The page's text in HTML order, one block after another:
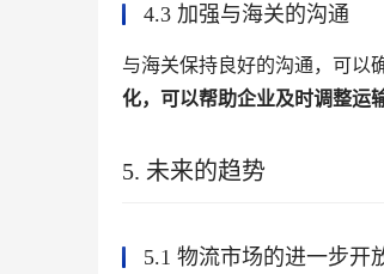
4.3 加强与海关的沟通
与海关保持良好的沟通，可以
化，可以帮助企业及时调整运
5. 未来的趋势
5.1 物流市场的进一步开